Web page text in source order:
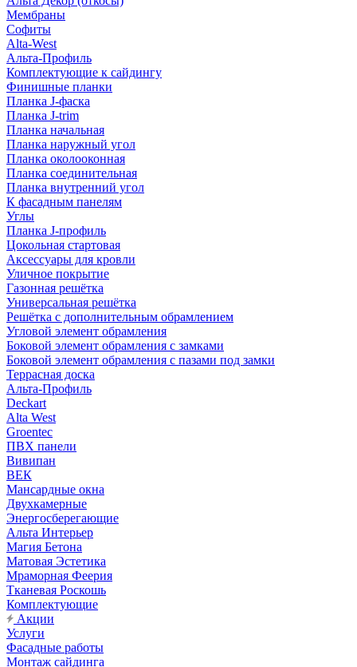
Мембраны
Софиты
Alta-West
Альта-Профиль
Комплектующие к сайдингу
Финишные планки
Планка J-фаска
Планка J-trim
Планка начальная
Планка наружный угол
Планка околооконная
Планка соединительная
Планка внутренний угол
К фасадным панелям
Углы
Планка J-профиль
Цокольная стартовая
Аксессуары для кровли
Уличное покрытие
Газонная решётка
Универсальная решётка
Решётка с дополнительным обрамлением
Угловой элемент обрамления
Боковой элемент обрамления с замками
Боковой элемент обрамления с пазами под замки
Террасная доска
Альта-Профиль
Deckart
Alta West
Groentec
ПВХ панели
Вивипан
ВЕК
Мансардные окна
Двухкамерные
Энергосберегающие
Альта Интерьер
Магия Бетона
Матовая Эстетика
Мраморная Феерия
Тканевая Роскошь
Комплектующие
Акции
Услуги
Фасадные работы
Монтаж сайдинга